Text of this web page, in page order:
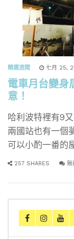
精選酒聞 七月 25,
電車月台變身
意！
哈利波特裡有9
兩國站也有一個
可以小酌一番的
257 SHARES 無